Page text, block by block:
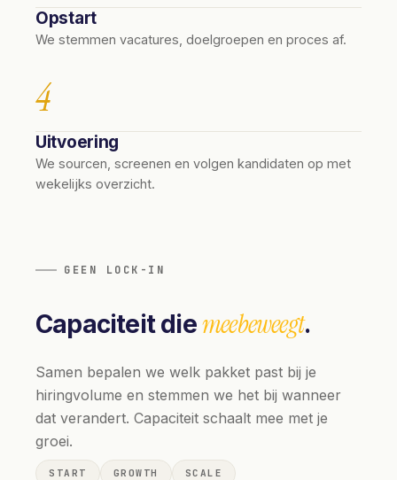
Opstart
We stemmen vacatures, doelgroepen en proces af.
4
Uitvoering
We sourcen, screenen en volgen kandidaten op met
wekelijks overzicht.
GEEN LOCK-IN
Capaciteit diemeebeweegt.
Samen bepalen we welk pakket past bij je
hiringvolume en stemmen we het bij wanneer
dat verandert. Capaciteit schaalt mee met je
groei.
START GROWTH SCALE